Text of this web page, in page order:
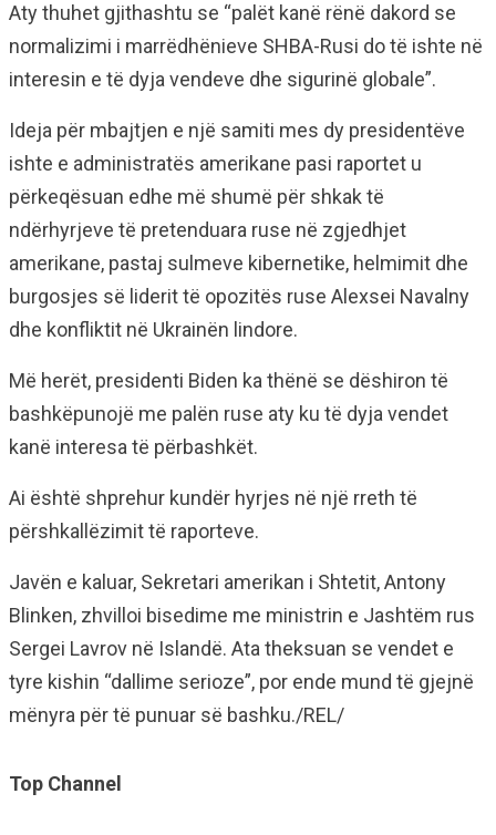
Aty thuhet gjithashtu se “palët kanë rënë dakord se
normalizimi i marrëdhënieve SHBA-Rusi do të ishte në
interesin e të dyja vendeve dhe sigurinë globale”.
Ideja për mbajtjen e një samiti mes dy presidentëve
ishte e administratës amerikane pasi raportet u
përkeqësuan edhe më shumë për shkak të
ndërhyrjeve të pretenduara ruse në zgjedhjet
amerikane, pastaj sulmeve kibernetike, helmimit dhe
burgosjes së liderit të opozitës ruse Alexsei Navalny
dhe konfliktit në Ukrainën lindore.
Më herët, presidenti Biden ka thënë se dëshiron të
bashkëpunojë me palën ruse aty ku të dyja vendet
kanë interesa të përbashkët.
Ai është shprehur kundër hyrjes në një rreth të
përshkallëzimit të raporteve.
Javën e kaluar, Sekretari amerikan i Shtetit, Antony
Blinken, zhvilloi bisedime me ministrin e Jashtëm rus
Sergei Lavrov në Islandë. Ata theksuan se vendet e
tyre kishin “dallime serioze”, por ende mund të gjejnë
mënyra për të punuar së bashku./REL/
Top Channel